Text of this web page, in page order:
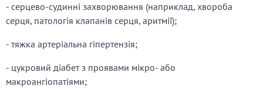
- серцево-судинні захворювання (наприклад, хвороба
серця, патологія клапанів серця, аритмії);
- тяжка артеріальна гіпертензія;
- цукровий діабет з проявами мікро- або
макроангіопатіями;